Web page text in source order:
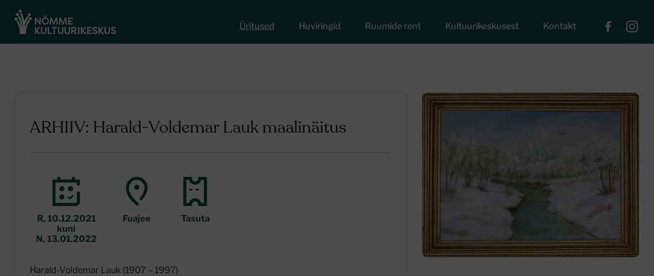
Üritused Huviringid Ruumide rent Kultuurikeskusest Kontakt
ARHIIV: Harald-Voldemar Lauk maalinäitus
R, 10.12.2021
kuni
N, 13.01.2022
Fuajee Tasuta
Harald-Voldemar Lauk (1907 – 1997)